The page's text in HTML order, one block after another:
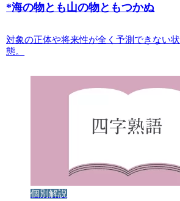
*海の物とも山の物ともつかぬ
対象の正体や将来性が全く予測できない状
態。
個別解説